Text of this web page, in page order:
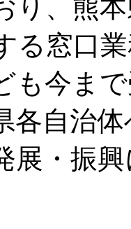
り、熊
る窓口
も今ま
自治体
展・振